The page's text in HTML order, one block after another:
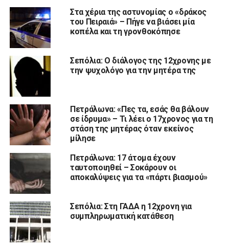
Στα χέρια της αστυνομίας ο «δράκος
του Πειραιά» – Πήγε να βιάσει μία
κοπέλα και τη γρονθοκόπησε
Σεπόλια: Ο διάλογος της 12χρονης με
την ψυχολόγο για την μητέρα της
Πετράλωνα: «Πες τα, εσάς θα βάλουν
σε ίδρυμα» – Τι λέει ο 17χρονος για τη
στάση της μητέρας όταν εκείνος
μίλησε
Πετράλωνα: 17 άτομα έχουν
ταυτοποιηθεί – Σοκάρουν οι
αποκαλύψεις για τα «πάρτι βιασμού»
Σεπόλια: Στη ΓΑΔΑ η 12χρονη για
συμπληρωματική κατάθεση